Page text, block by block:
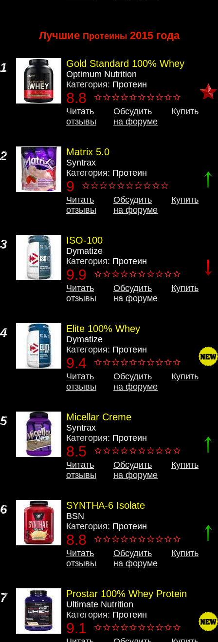
Лучшие Протеины2015 года
1 Gold Standard 100% Whey
Optimum Nutrition
Категория: Протеин
8.8
Читать
отзывы
Обсудить
на форуме
Купить
2 Matrix 5.0
Syntrax
Категория: Протеин
9
Читать
отзывы
Обсудить
на форуме
Купить
3 ISO-100
Dymatize
Категория: Протеин
9.9
Читать
отзывы
Обсудить
на форуме
Купить
4 Elite 100% Whey
Dymatize
Категория: Протеин
9.4
Читать
отзывы
Обсудить
на форуме
Купить
5 Micellar Creme
Syntrax
Категория: Протеин
8.5
Читать
отзывы
Обсудить
на форуме
Купить
6 SYNTHA-6 Isolate
BSN
Категория: Протеин
8.8
Читать
отзывы
Обсудить
на форуме
Купить
7 Prostar 100% Whey Protein
Ultimate Nutrition
Категория: Протеин
9.1